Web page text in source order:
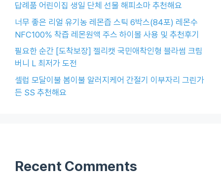
답례품 어린이집 생일 단체 선물 해피소마 추천해요
너무 좋은 리얼 유기농 레몬즙 스틱 6박스(84포) 레몬수
NFC100% 착즙 레몬원액 주스 하이볼 사용 및 추천후기
필요한 순간 [도착보장] 젤리캣 국민애착인형 블라썸 크림
버니 L 최저가 도전
셀럽 모달이불 봄이불 알러지케어 간절기 이부자리 그린가
든 SS 추천해요
Recent Comments